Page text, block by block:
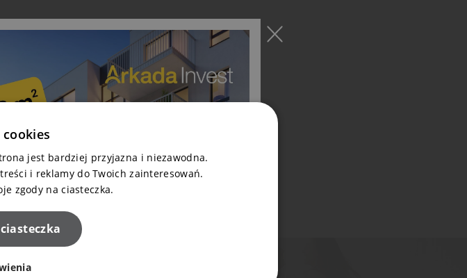
jest bardziej przyjazna i niezawodna.
i reklamy do Twoich zainteresowań.
zgody na ciasteczka.